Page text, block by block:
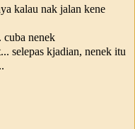
kalau nak jalan kene
nenek
selepas kjadian, nenek itu